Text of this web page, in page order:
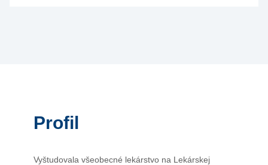
Profil
Vyštudovala všeobecné lekárstvo na Lekárskej